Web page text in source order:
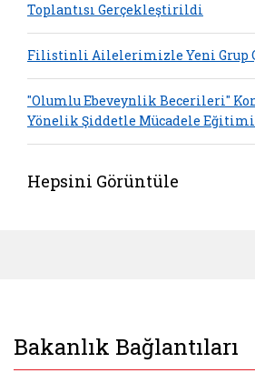
Toplantısı Gerçekleştirildi
Filistinli Ailelerimizle Yeni Grup
"Olumlu Ebeveynlik Becerileri"
Yönelik Şiddetle Mücadele
Hepsini Görüntüle
Bakanlık Bağlantıları